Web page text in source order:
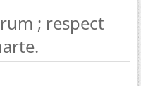
; respect